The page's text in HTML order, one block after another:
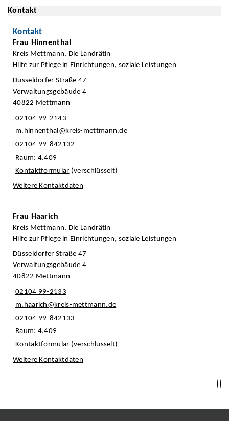
Kontakt
Kontakt
Frau Hinnenthal
Kreis Mettmann, Die Landrätin
Hilfe zur Pflege in Einrichtungen, soziale Leistungen
Düsseldorfer Straße 47
Verwaltungsgebäude 4
40822 Mettmann
02104 99-2143
m.hinnenthal@kreis-mettmann.de
02104 99-842132
Raum: 4.409
Kontaktformular (verschlüsselt)
Weitere Kontaktdaten
Frau Haarich
Kreis Mettmann, Die Landrätin
Hilfe zur Pflege in Einrichtungen, soziale Leistungen
Düsseldorfer Straße 47
Verwaltungsgebäude 4
40822 Mettmann
02104 99-2133
m.haarich@kreis-mettmann.de
02104 99-842133
Raum: 4.409
Kontaktformular (verschlüsselt)
Weitere Kontaktdaten